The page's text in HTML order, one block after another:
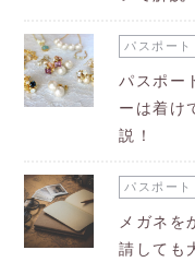
パスポート
パスポー
ーは着け
説！
パスポート
メガネを
請しても